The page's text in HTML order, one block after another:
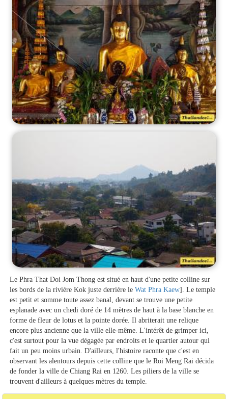
Le Phra That Doi Jom Thong est situé en haut d'une petite colline sur
les bords de la rivière Kok juste derrière leWat Phra Kaew]. Le temple
est petit et somme toute assez banal, devant se trouve une petite
esplanade avec un chedi doré de 14 mètres de haut à la base blanche en
forme de fleur de lotus et la pointe dorée. Il abriterait une relique
encore plus ancienne que la ville elle-même. L'intérêt de grimper ici,
c'est surtout pour la vue dégagée par endroits et le quartier autour qui
fait un peu moins urbain. D'ailleurs, l'histoire raconte que c'est en
observant les alentours depuis cette colline que le Roi Meng Rai décida
de fonder la ville de Chiang Rai en 1260. Les piliers de la ville se
trouvent d'ailleurs à quelques mètres du temple.